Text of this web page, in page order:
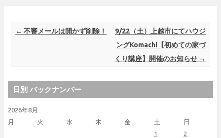
Post navigation
← 不審メールは開かず削除！
9/22（土）上越市にてハウジ
ングKomachi【初めての家づ
くり講座】開催のお知らせ →
日別 バックナンバー
2026年8月
月
火 水 木 金 土 日
1
2